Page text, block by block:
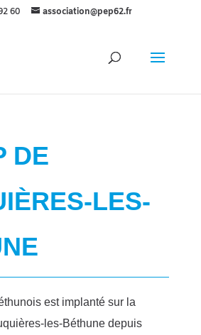
60 association@pep62.fr
DE
LES-
est implanté sur la
les-Béthune depuis